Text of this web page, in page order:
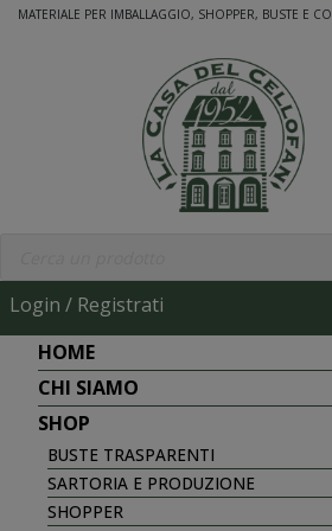
MATERIALE PER IMBALLAGGIO, SHOPPER, BUSTE E
Login / Registrati
HOME
CHI SIAMO
SHOP
BUSTE TRASPARENTI
SARTORIA E PRODUZIONE
SHOPPER